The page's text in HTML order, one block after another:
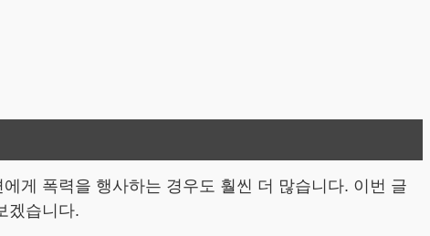
게 폭력을 행사하는 경우도 훨씬 더 많습니다. 이번 글
겠습니다.